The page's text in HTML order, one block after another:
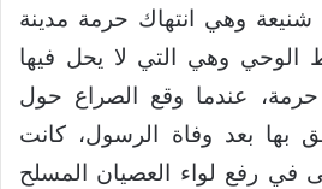
وهي انتهاك حرمة مدينة
وهي التي لا يحل فيها
حرمة، عندما وقع الصراع حول
بها بعد وفاة الرسول، كانت
في رفع لواء العصيان المسلح